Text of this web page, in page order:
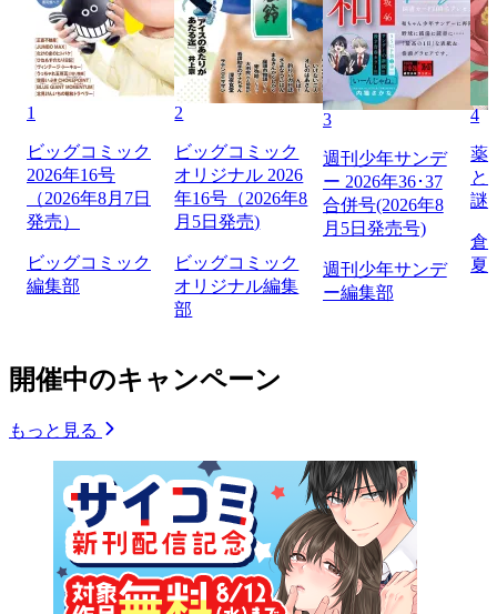
1
ビッグコミック
2026年16号
（2026年8月7日
発売）
ビッグコミック
編集部
2
ビッグコミック
オリジナル 2026
年16号（2026年8
月5日発売)
ビッグコミック
オリジナル編集
部
3
週刊少年サンデ
ー 2026年36･37
合併号(2026年8
月5日発売号)
週刊少年サンデ
ー編集部
4
薬
と
謎
倉
夏
開催中のキャンペーン
もっと見る